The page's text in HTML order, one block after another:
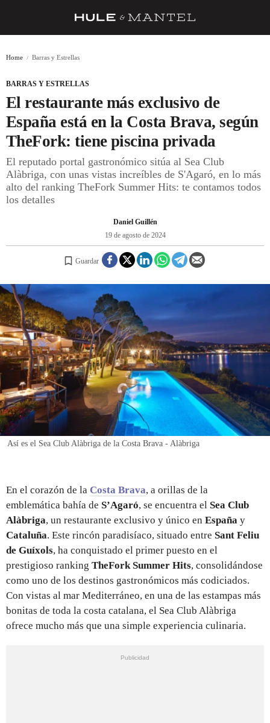
BARRAS Y ESTRELLAS
DÓNDE COMER
ÍDOLOS DE MESAS
CUADERNO DE VIAJE
REGISTRO
INICIAR SESIÓN
Home Barras y Estrellas
BARRAS Y ESTRELLAS
El restaurante más exclusivo de
España está en la Costa Brava, según
TheFork: tiene piscina privada
El reputado portal gastronómico sitúa al Sea Club
Alàbriga, con unas vistas increíbles de S'Agaró, en lo más
alto del ranking TheFork Summer Hits: te contamos todos
los detalles
Daniel Guillén
19 de agosto de 2024
Guardar
Así es el Sea Club Alàbriga de la Costa Brava - Alàbriga
En el corazón de la Costa Brava, a orillas de la
emblemática bahía de S’Agaró, se encuentra el Sea Club
Alàbriga, un restaurante exclusivo y único en España y
Cataluña. Este rincón paradisíaco, situado entre Sant Feliu
de Guíxols, ha conquistado el primer puesto en el
prestigioso ranking TheFork Summer Hits, consolidándose
como uno de los destinos gastronómicos más codiciados.
Con vistas al mar Mediterráneo, en una de las estampas más
bonitas de toda la costa catalana, el Sea Club Alàbriga
ofrece mucho más que una simple experiencia culinaria.